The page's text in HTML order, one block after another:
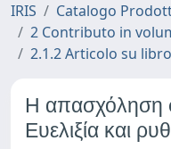
IRIS
Catalogo
2 Contributo in
2.1.2 Articolo su
Η απασχόληση
Ευελιξία και